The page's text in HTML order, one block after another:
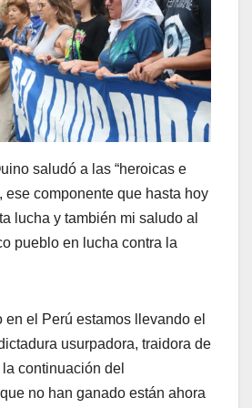
saludó a las “heroicas e
ese componente que hasta hoy
lucha y también mi saludo al
pueblo en lucha contra la
en el Perú estamos llevando el
usurpadora, traidora de
continuación del
no han ganado están ahora